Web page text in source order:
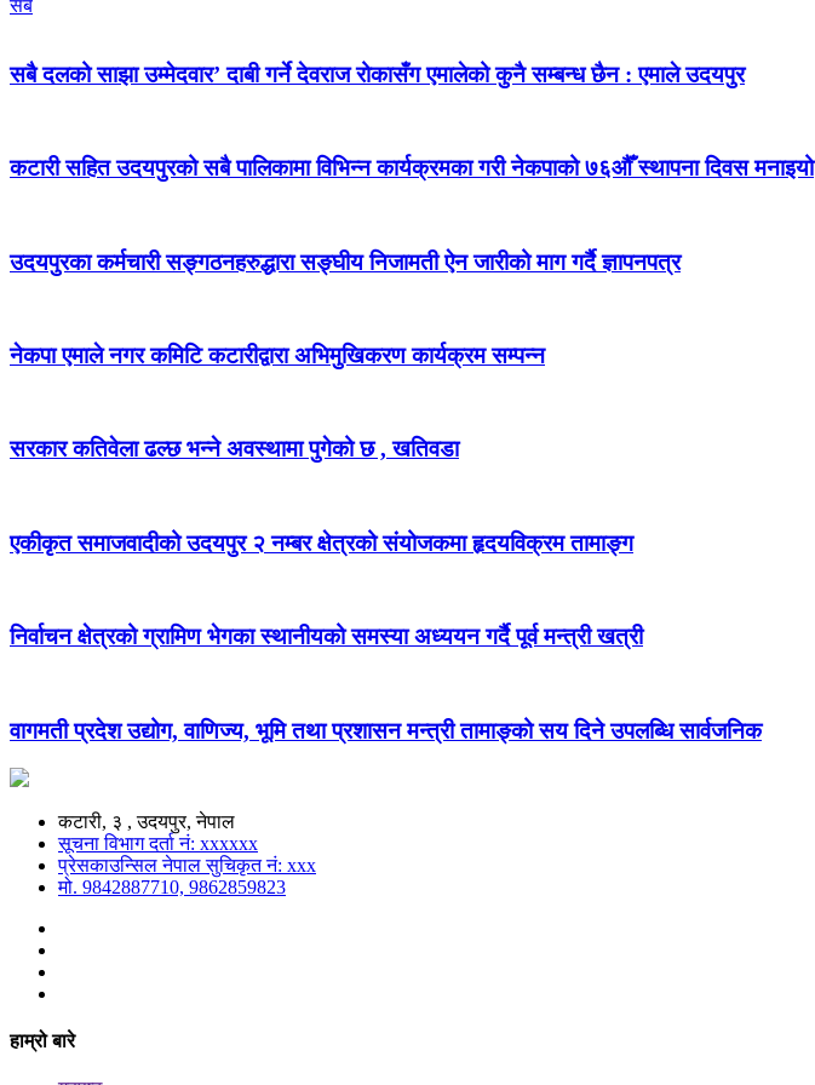
सबै
सबै दलको साझा उम्मेदवार’ दाबी गर्ने देवराज रोकासँग एमालेको कुनै सम्बन्ध छैन : एमाले उदयपुर
कटारी सहित उदयपुरको सबै पालिकामा विभिन्न कार्यक्रमका गरी नेकपाको ७६औँ स्थापना दिवस मनाइयो
उदयपुरका कर्मचारी सङ्गठनहरुद्धारा सङ्घीय निजामती ऐन जारीको माग गर्दै ज्ञापनपत्र
नेकपा एमाले नगर कमिटि कटारीद्वारा अभिमुखिकरण कार्यक्रम सम्पन्न
सरकार कतिवेला ढल्छ भन्ने अवस्थामा पुगेको छ , खतिवडा
एकीकृत समाजवादीको उदयपुर २ नम्बर क्षेत्रको संयोजकमा हृदयविक्रम तामाङ्ग
निर्वाचन क्षेत्रको ग्रामिण भेगका स्थानीयको समस्या अध्ययन गर्दै पूर्व मन्त्री खत्री
वागमती प्रदेश उद्योग, वाणिज्य, भूमि तथा प्रशासन मन्त्री तामाङ्को सय दिने उपलब्धि सार्वजनिक
कटारी, ३ , उदयपुर, नेपाल
सूचना विभाग दर्ता नं: xxxxxx
प्रेसकाउन्सिल नेपाल सुचिकृत नं: xxx
मो. 9842887710, 9862859823
हाम्रो बारे